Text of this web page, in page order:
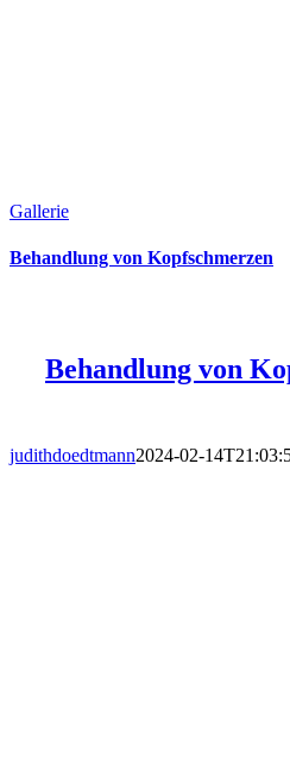
Gallerie
Behandlung von Kopfschmerzen
Behandlung von
judithdoedtmann2024-02-